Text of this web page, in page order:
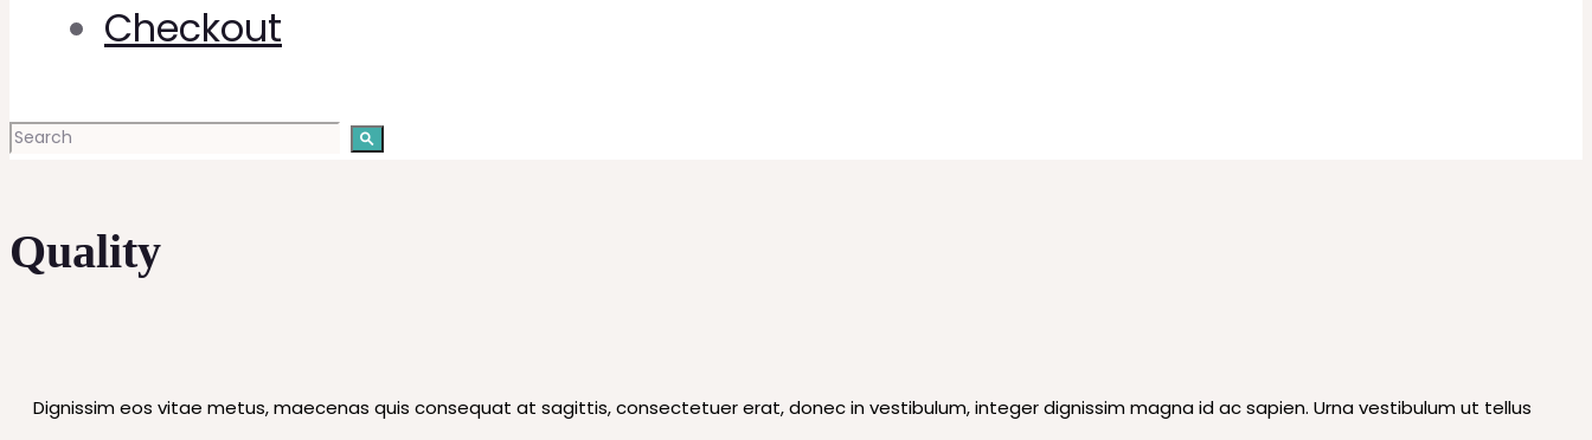
Checkout
Quality
Dignissim eos vitae metus, maecenas quis consequat at sagittis, consectetuer erat, donec in vestibulum, integer dignissim magna id ac sapien. Urna vestibulum ut tellus